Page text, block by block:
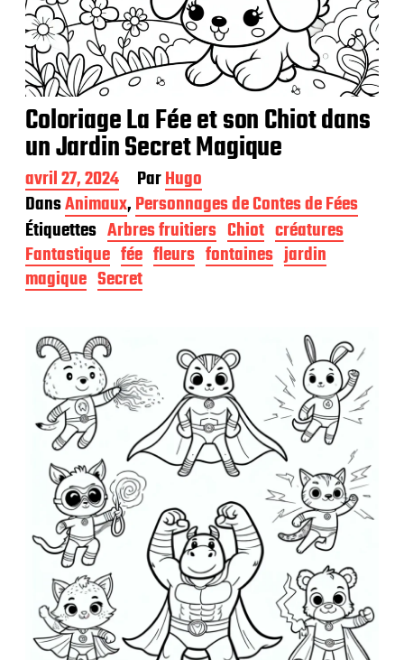
Coloriage La Fée et son Chiot dans
un Jardin Secret Magique
D
a
t
e
d
e
p
avril 27, 2024 ParHugo
DansAnimaux,Personnages de Contes de Fées
Étiquettes Arbres fruitiers Chiot créatures
Fantastique fée fleurs fontaines jardin
magique Secret